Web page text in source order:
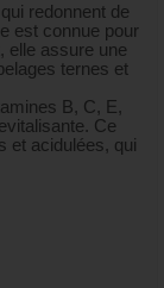
redonnent de
est connue pour
elle assure une
ternes et
B, C, E,
Ce
et acidulées, qui